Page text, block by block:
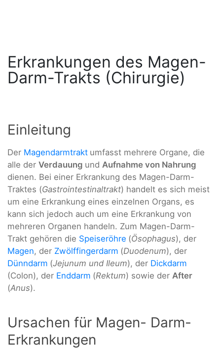
Erkrankungen des Magen-
Darm-Trakts (Chirurgie)
Einleitung
Der Magendarmtrakt umfasst mehrere Organe, die
alle der Verdauung und Aufnahme von Nahrung
dienen. Bei einer Erkrankung des Magen-Darm-
Traktes (Gastrointestinaltrakt) handelt es sich meist
um eine Erkrankung eines einzelnen Organs, es
kann sich jedoch auch um eine Erkrankung von
mehreren Organen handeln. Zum Magen-Darm-
Trakt gehören die Speiseröhre (Ösophagus), der
Magen, der Zwölffingerdarm (Duodenum), der
Dünndarm (Jejunum und Ileum), der Dickdarm
(Colon), der Enddarm (Rektum) sowie der After
(Anus).
Ursachen für Magen- Darm-
Erkrankungen